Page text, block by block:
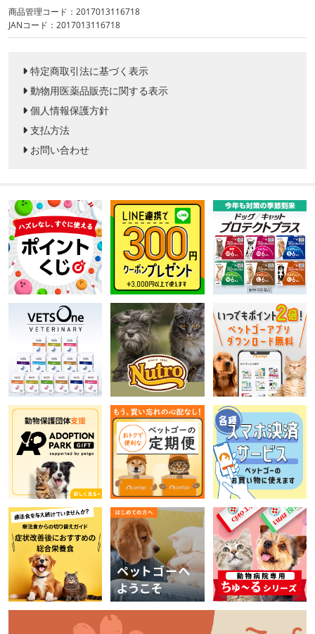
商品管理コード：2017013116718
JANコード：2017013116718
特定商取引法に基づく表示
動物用医薬品販売に関する表示
個人情報保護方針
支払方法
お問い合わせ